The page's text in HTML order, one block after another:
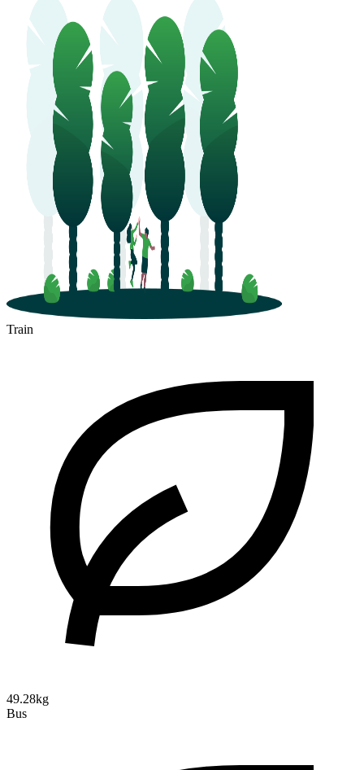
Train
49.28kg
Bus